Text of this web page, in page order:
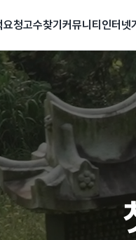
요청고수찾기 커뮤니티 인터넷